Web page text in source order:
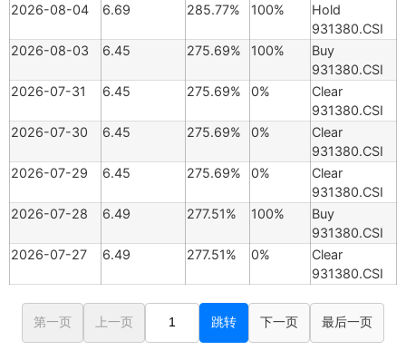
2026-08-04
6.69 285.77% 100%
Hold
931380.CSI
2026-08-03
6.45 275.69% 100%
Buy
931380.CSI
2026-07-31
6.45 275.69% 0%
Clear
931380.CSI
2026-07-30
6.45 275.69% 0%
Clear
931380.CSI
2026-07-29
6.45 275.69% 0%
Clear
931380.CSI
2026-07-28
6.49 277.51% 100%
Buy
931380.CSI
2026-07-27
6.49 277.51% 0%
Clear
931380.CSI
第一页 上一页 跳转 下一页 最后一页